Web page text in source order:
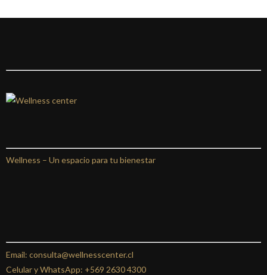
Wellness – Un espacio para tu bienestar
Email: consulta@wellnesscenter.cl
Celular y WhatsApp: +569 2630 4300